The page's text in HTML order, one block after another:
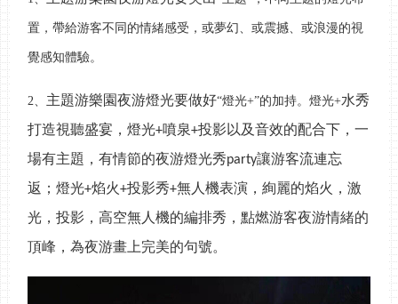
置，帶給游客不同的情緒感受，或夢幻、或震撼、或浪漫的視
覺感知體驗。
2、 主題游樂園夜游燈光要做好“燈光+”的加持。燈光+水秀
打造視聽盛宴，燈光+噴泉+投影以及音效的配合下，一
場有主題，有情節的夜游燈光秀party讓游客流連忘
返；燈光+焰火+投影秀+無人機表演，絢麗的焰火，激
光，投影，高空無人機的編排秀，點燃游客夜游情緒的
頂峰，為夜游畫上完美的句號。